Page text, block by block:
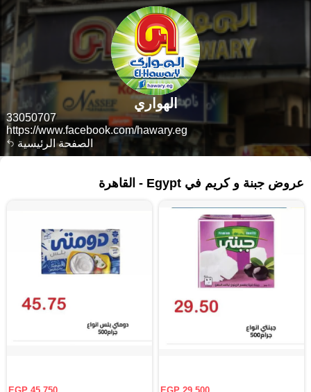
الصفحة الرئيسية
33050707
https://www.facebook.com/hawary.eg
الهواري
عروض جبنة و كريم في Egypt - القاهرة